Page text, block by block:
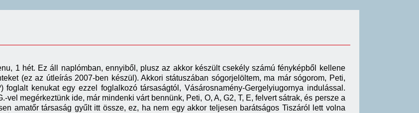
1 hét. Ez áll naplómban, ennyiből, plusz az akkor készült csekély számú fényképből kellene
(ez az útleírás 2007-ben készül). Akkori státuszában sógorjelöltem, ma már sógorom, Peti,
foglalt kenukat egy ezzel foglalkozó társaságtól, Vásárosnamény-Gergelyiugornya indulással.
vel megérkeztünk ide, már mindenki várt bennünk, Peti, O, A, G2, T, E, felvert sátrak, és persze a
amatőr társaság gyűlt itt össze, ez, ha nem egy akkor teljesen barátságos Tiszáról lett volna